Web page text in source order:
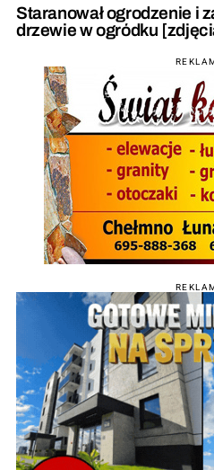
Staranował ogrodzenie i
drzewie w ogródku